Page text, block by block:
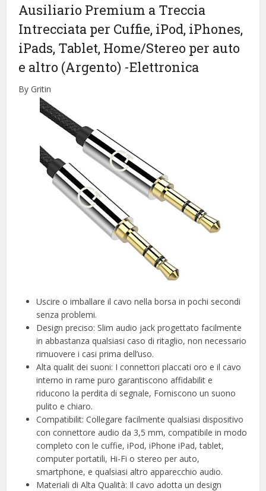
Ausiliario Premium a Treccia
Intrecciata per Cuffie, iPod, iPhones,
iPads, Tablet, Home/Stereo per auto
e altro (Argento) -Elettronica
By Gritin
Uscire o imballare il cavo nella borsa in pochi secondi
senza problemi.
Design preciso: Slim audio jack progettato facilmente
in abbastanza qualsiasi caso di ritaglio, non necessario
rimuovere i casi prima dell’uso.
Alta qualit dei suoni: I connettori placcati oro e il cavo
interno in rame puro garantiscono affidabilit e
riducono la perdita di segnale, Forniscono un suono
pulito e chiaro.
Compatibilit: Collegare facilmente qualsiasi dispositivo
con connettore audio da 3,5 mm, compatibile in modo
completo con le cuffie, iPod, iPhone iPad, tablet,
computer portatili, Hi-Fi o stereo per auto,
smartphone, e qualsiasi altro apparecchio audio.
Materiali di Alta Qualità: Il cavo adotta un design